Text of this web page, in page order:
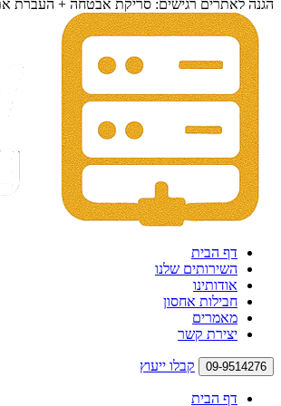
הגנה לאתרים רגישים: סריקת אבטחה + העברת
דף הבית
השירותים שלנו
אודותינו
חבילות אחסון
מאמרים
יצירת קשר
09-9514276 קבלו ייעוץ
דף הבית